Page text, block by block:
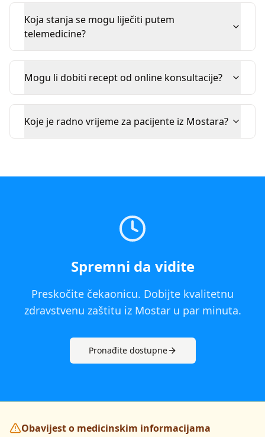
Koja stanja se mogu liječiti putem
telemedicine?
Mogu li dobiti recept od online konsultacije?
Koje je radno vrijeme za pacijente iz Mostara?
Spremni da vidite
Preskočite čekaonicu. Dobijte kvalitetnu
zdravstvenu zaštitu iz Mostar u par minuta.
Pronađite dostupne
Obavijest o medicinskim informacijama